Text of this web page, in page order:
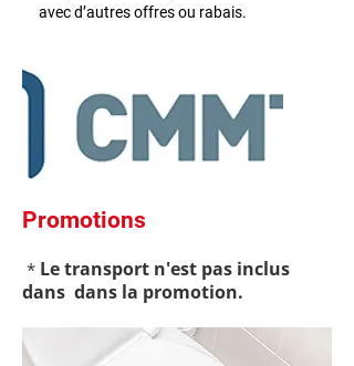
avec d’autres offres ou rabais.
Promotions
* Le transport n'est pas inclus
dans dans la promotion.